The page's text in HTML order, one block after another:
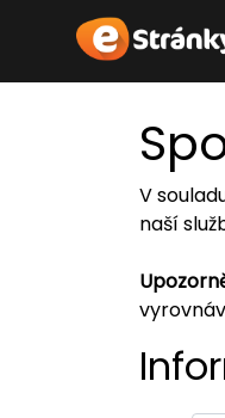
V
naší